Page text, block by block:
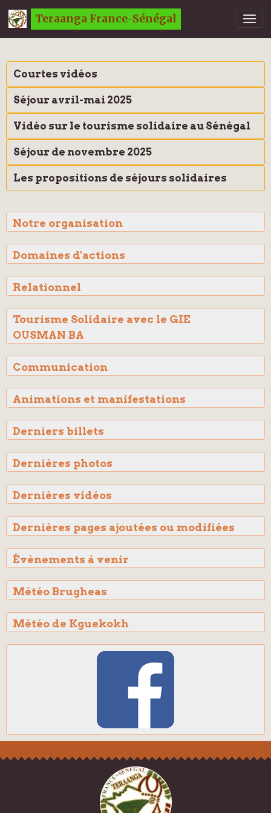
Teraanga France-Sénégal
Courtes vidéos
Séjour avril-mai 2025
Vidéo sur le tourisme solidaire au Sénégal
Séjour de novembre 2025
Les propositions de séjours solidaires
Notre organisation
Domaines d'actions
Relationnel
Tourisme Solidaire avec le GIE
OUSMAN BA
Communication
Animations et manifestations
Derniers billets
Dernières photos
Dernières vidéos
Dernières pages ajoutées ou modifiées
Évènements à venir
Météo Brugheas
Météo de Kguekokh